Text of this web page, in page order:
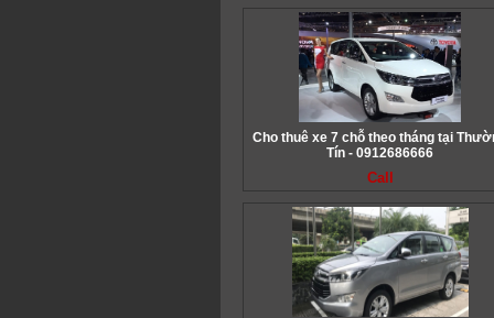
Cho thuê xe 7 chỗ theo tháng tại
Tín - 0912686666
Call